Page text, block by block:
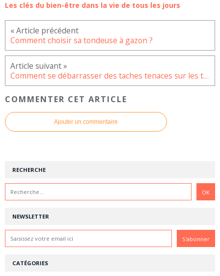
Les clés du bien-être dans la vie de tous les jours
Comment choisir sa tondeuse à gazon ?
Comment se débarrasser des taches tenaces sur les textiles ?
COMMENTER CET ARTICLE
Ajouter un commentaire
NEWSLETTER
RECHERCHE
CATÉGORIES